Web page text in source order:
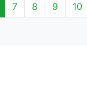
7 8 9 10